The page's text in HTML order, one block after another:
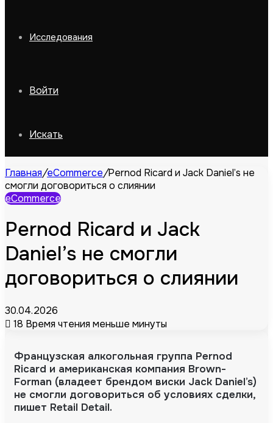
Исследования
Войти
Искать
Главная/eCommerce/Pernod Ricard и Jack Daniel’s не
смогли договориться о слиянии
eCommerce
Pernod Ricard и Jack
Daniel’s не смогли
договориться о слиянии
30.04.2026
18 Время чтения меньше минуты
Французская алкогольная группа Pernod
Ricard и американская компания Brown-
Forman (владеет брендом виски Jack Daniel’s)
не смогли договориться об условиях сделки,
пишет Retail Detail.